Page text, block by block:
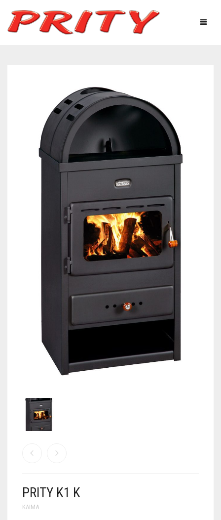
ΤΕΧΝΟΛΟΓΙΚΌΣ ΕΞΟΠΛΙΣΜΌΣ
ΧΡΉΣΙΜΕΣ ΠΛΗΡΟΦΟΡΊΕΣ
ΦΩΤΟΓΡΑΦΙΕΣ – ΓΚΑΛΕΡΊ
PRITY K1 K
ΚΛΊΜΑ